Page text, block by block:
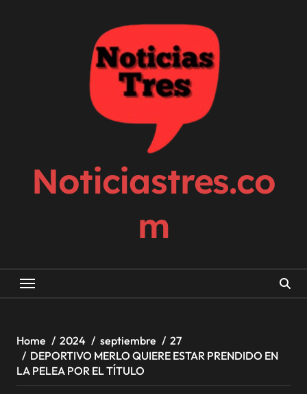
Noticiastres.co
m
Home 2024 septiembre
27
DEPORTIVO MERLO QUIERE ESTAR PRENDIDO EN
LA PELEA POR EL TÍTULO